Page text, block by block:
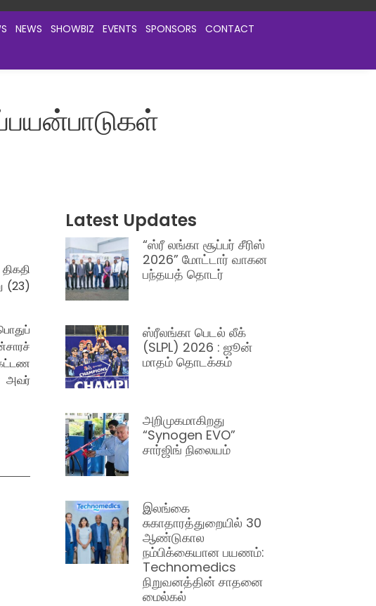
NEWS SHOWBIZ EVENTS SPONSORS CONTACT
(23)
அவர்
Latest Updates
“ஸ்ரீ லங்கா சூப்பர் சீரிஸ்
2026” மோட்டார் வாகன
பந்தயத் தொடர்
ஸ்ரீலங்கா பெடல் லீக்
(SLPL) 2026 : ஜூன்
மாதம் தொடக்கம்
அறிமுகமாகிறது
“Synogen EVO”
சார்ஜிங் நிலையம்
இலங்கை
சுகாதாரத்துறையில் 30
ஆண்டுகால
நம்பிக்கையான பயணம்:
Technomedics
நிறுவனத்தின் சாதனை
மைல்கல்